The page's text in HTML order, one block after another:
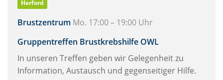
Herford
Brustzentrum Mo. 17:00 – 19:00 Uhr
Gruppentreffen Brustkrebshilfe OWL
In unseren Treffen geben wir Gelegenheit zu
Information, Austausch und gegenseitiger Hilfe.